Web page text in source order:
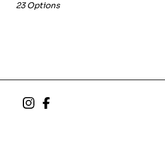
23 Options